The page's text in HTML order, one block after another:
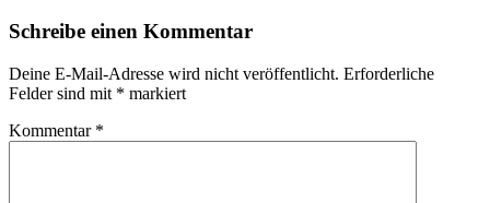
Schreibe einen Kommentar
Deine E-Mail-Adresse wird nicht veröffentlicht. Erforderliche
Felder sind mit * markiert
Kommentar *